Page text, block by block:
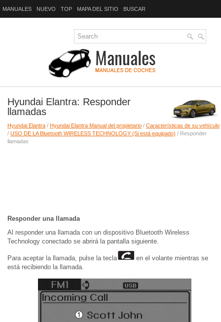
MANUALES NUEVO TOP MAPA DEL SITIO BUSCAR
Hyundai Elantra: Responder
llamadas
Hyundai Elantra / Hyundai Elantra Manual del propietario / Características de su vehículo
/ USO DE LA Bluetooth WIRELESS TECHNOLOGY (Si está equipado) / Responder
llamadas
Responder una llamada
Al responder una llamada con un dispositivo Bluetooth Wireless
Technology conectado se abrirá la pantalla siguiente.
Para aceptar la llamada, pulse la tecla
en el volante mientras se
está recibiendo la llamada.